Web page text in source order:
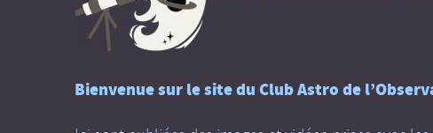
Bienvenue sur le site du Club Astro de